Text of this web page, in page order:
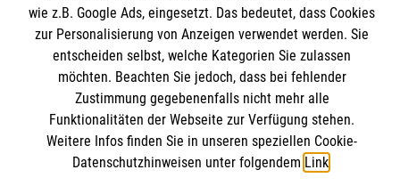
Notfallsanitäter
Rettungssanitäter
Freiwilligendienst
Forschung & Internationale Projekte
Informationen
Kontakt
Impressum
Datenschutz
Malteser online
wie z.B. Google Ads, eingesetzt. Das bedeutet, dass Cookies
zur Personalisierung von Anzeigen verwendet werden. Sie
entscheiden selbst, welche Kategorien Sie zulassen
möchten. Beachten Sie jedoch, dass bei fehlender
Zustimmung gegebenenfalls nicht mehr alle
Funktionalitäten der Webseite zur Verfügung stehen.
Weitere Infos finden Sie in unseren speziellen Cookie-
Datenschutzhinweisen unter folgendem Link.